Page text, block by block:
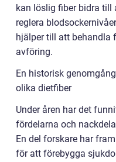
kan löslig fiber bidra till
reglera
hjälper till att behandla
avföring.
En historisk
olika dietfiber
Under åren har det
fördelarna och
En del forskare har
för att förebygga